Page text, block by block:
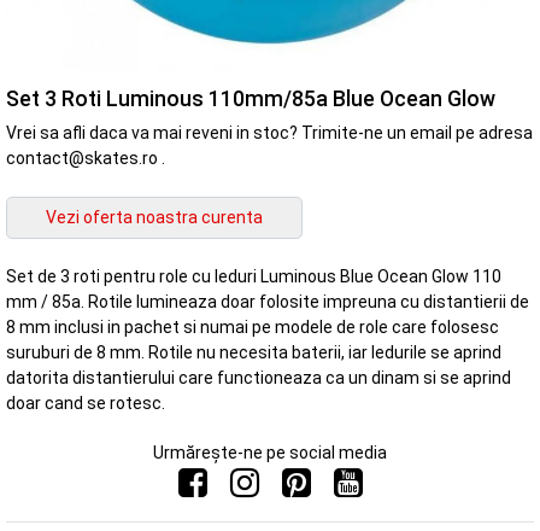
Set 3 Roti Luminous 110mm/85a Blue Ocean Glow
Vrei sa afli daca va mai reveni in stoc? Trimite-ne un email pe adresa
contact@skates.ro .
Set de 3 roti pentru role cu leduri Luminous Blue Ocean Glow 110
mm / 85a. Rotile lumineaza doar folosite impreuna cu distantierii de
8 mm inclusi in pachet si numai pe modele de role care folosesc
suruburi de 8 mm. Rotile nu necesita baterii, iar ledurile se aprind
datorita distantierului care functioneaza ca un dinam si se aprind
doar cand se rotesc.
Urmărește-ne pe social media